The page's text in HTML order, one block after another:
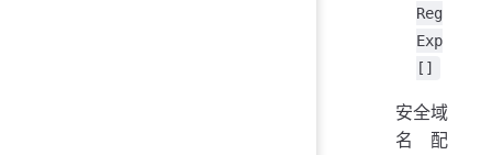
Reg
Exp
[]
安全域
名配